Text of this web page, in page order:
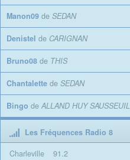
Manon09 de SEDAN
Denistel de CARIGNAN
Bruno08 de THIS
Chantalette de SEDAN
Bingo de ALLAND HUY SAUSSEUIL
Les Fréquences Radio 8
Charleville
91.2